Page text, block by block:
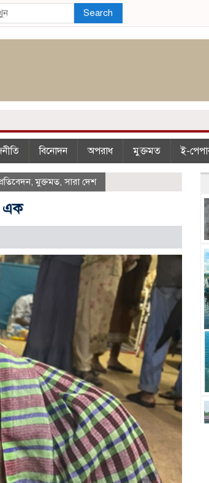
Search
বিনোদন অপরাধ মুক্তমত ই-
,মুক্তমত,সারা দেশ
এক